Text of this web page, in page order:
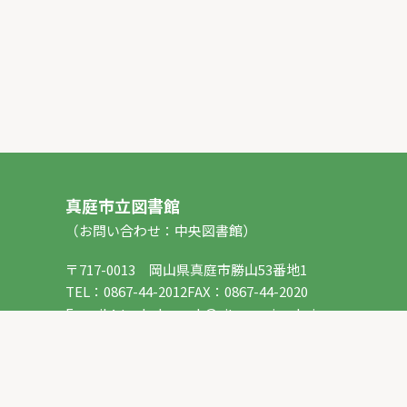
真庭市立図書館
（お問い合わせ：中央図書館）
〒717-0013 岡山県真庭市勝山53番地1
TEL： 0867-44-2012FAX：0867-44-2020
E-mail：toshokan_ch@city.maniwa.lg.jp